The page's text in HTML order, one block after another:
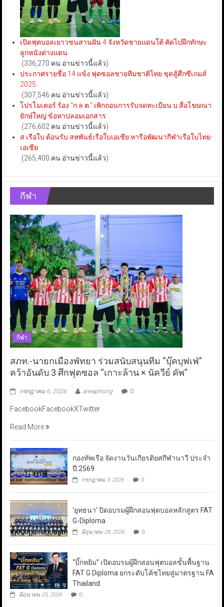
เปิดฟุตบอลเยาวชนสานฝัน 4 จังหวัดชายแดนใต้ คัดไปฝึกทักษะ
ลูกหนังต่างแดน
(336,270 คน อ่านข่าวนี้แล้ว)
ประกาศรายชื่อ 14 แข้ง ฟุตซอลชายทีมชาติไทย ชุดสู้ศึกซีเกมส์
2025
(307,546 คน อ่านข่าวนี้แล้ว)
โปรโมเตอร์ ร้อง “ก.ล.ต.” เพิกถอนการรับจดทะเบียน บ.สื่อโฆษณา
ยักษ์ใหญ่ ข้อหาปลอมเอกสาร
(276,602 คน อ่านข่าวนี้แล้ว)
ส.เรือใบ ต้อนรับ สหพันธ์เรือใบเอเชีย หารือพัฒนากีฬาเรือใบไทย-
เอเชีย
(265,400 คน อ่านข่าวนี้แล้ว)
กีฬา
กีฬา
สภท.-นายกเมืองพัทยา ร่วมสนับสนุนทีม “บุ๊คบุฟเฟ่”
คว้าอันดับ 3 ศึกฟุตซอล “เกาะล้าน × นัควีย์ คัพ”
กรกฎาคม 6, 2026 aneaphong 0
FacebookFacebookXTwitter
Read More
กองทัพเรือ จัดงานวันเกียรติยศกีฬานาวี ประจำ
ปี 2569
กรกฎาคม 3, 2026 0
‘ยุทธนา’ ปิดอบรมผู้ฝึกสอนฟุตบอลหลักสูตร FAT
G-Diploma
มิถุนายน 28, 2026 0
“บิ๊กหยิม” เปิดอบรมผู้ฝึกสอนฟุตบอลขั้นพื้นฐาน
FAT G Diploma ยกระดับโค้ชไทยสู่มาตรฐาน FA
Thailand
มิถุนายน 25, 2026 0